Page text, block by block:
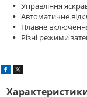
Управління
Автоматичне
Плавне
Різні режими